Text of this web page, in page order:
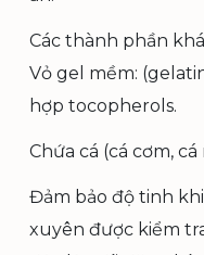
Các thành phần
Vỏ gel mềm:
hợp tocopherols.
Chứa cá (cá cơm,
Đảm bảo độ tinh
xuyên được kiểm